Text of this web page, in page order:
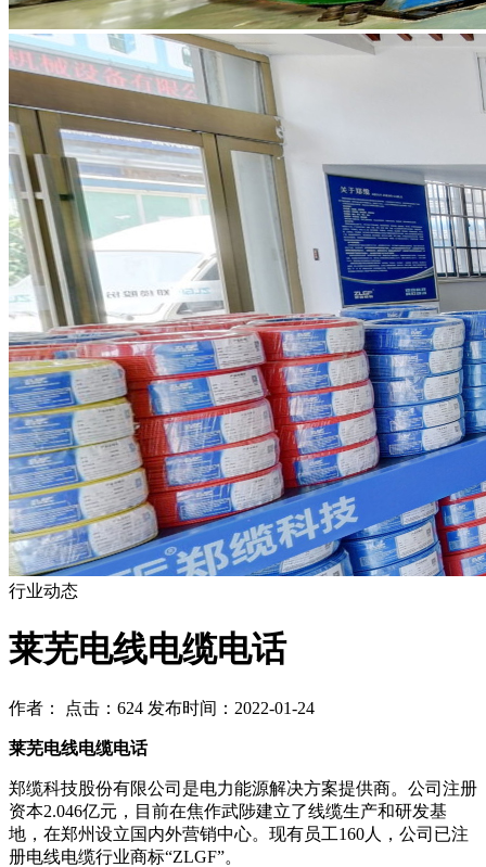
行业动态
莱芜电线电缆电话
作者： 点击：624 发布时间：2022-01-24
莱芜电线电缆电话
郑缆科技股份有限公司是电力能源解决方案提供商。公司注册
资本2.046亿元，目前在焦作武陟建立了线缆生产和研发基
地，在郑州设立国内外营销中心。现有员工160人，公司已注
册电线电缆行业商标“ZLGF”。